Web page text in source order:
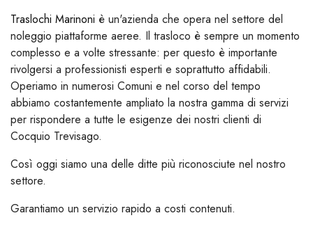
Traslochi Marinoni è un'azienda che opera nel settore del
noleggio piattaforme aeree. Il trasloco è sempre un momento
complesso e a volte stressante: per questo è importante
rivolgersi a professionisti esperti e soprattutto affidabili.
Operiamo in numerosi Comuni e nel corso del tempo
abbiamo costantemente ampliato la nostra gamma di servizi
per rispondere a tutte le esigenze dei nostri clienti di
Cocquio Trevisago.
Così oggi siamo una delle ditte più riconosciute nel nostro
settore.
Garantiamo un servizio rapido a costi contenuti.